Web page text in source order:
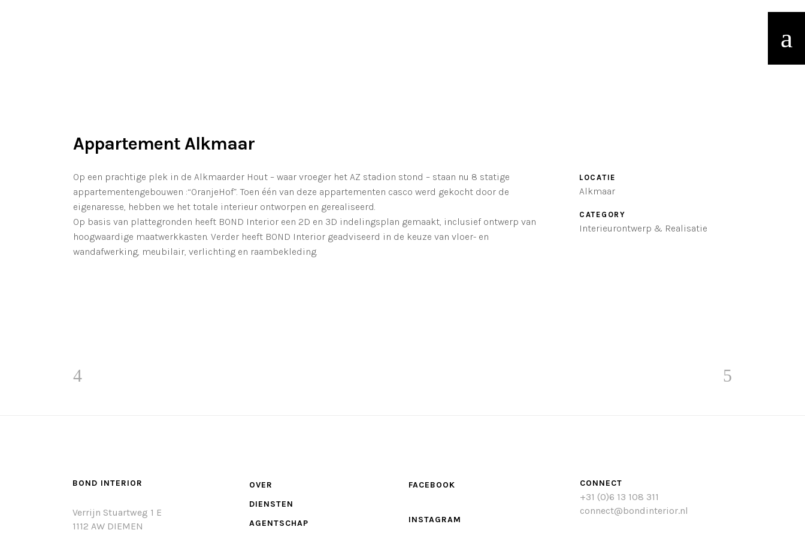
Appartement Alkmaar
Op een prachtige plek in de Alkmaarder Hout – waar vroeger het AZ stadion stond – staan nu 8 statige
appartementengebouwen :“OranjeHof”. Toen één van deze appartementen casco werd gekocht door de
eigenaresse, hebben we het totale interieur ontworpen en gerealiseerd.
Op basis van plattegronden heeft BOND Interior een 2D en 3D indelingsplan gemaakt, inclusief ontwerp van
hoogwaardige maatwerkkasten. Verder heeft BOND Interior geadviseerd in de keuze van vloer- en
wandafwerking, meubilair, verlichting en raambekleding.
LOCATIE
Alkmaar
CATEGORY
Interieurontwerp & Realisatie
BOND INTERIOR
Verrijn Stuartweg 1 E
1112 AW DIEMEN
OVER
DIENSTEN
AGENTSCHAP
FACEBOOK
INSTAGRAM
CONNECT
+31 (0)6 13 108 311
connect@bondinterior.nl